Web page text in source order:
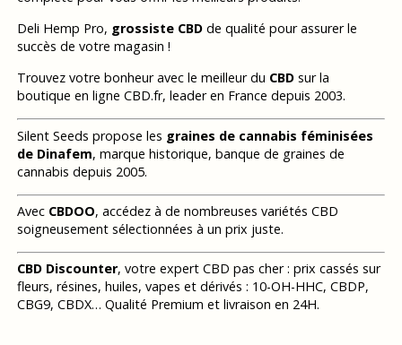
Deli Hemp Pro, grossiste CBDde qualité pour assurer le
succès de votre magasin !
Trouvez votre bonheur avec le meilleur du CBDsur la
boutique en ligne CBD.fr, leader en France depuis 2003.
Silent Seeds propose les graines de cannabis féminisées
de Dinafem, marque historique, banque de graines de
cannabis depuis 2005.
Avec CBDOO, accédez à de nombreuses variétés CBD
soigneusement sélectionnées à un prix juste.
CBD Discounter, votre expert CBD pas cher : prix cassés sur
fleurs, résines, huiles, vapes et dérivés : 10-OH-HHC, CBDP,
CBG9, CBDX… Qualité Premium et livraison en 24H.